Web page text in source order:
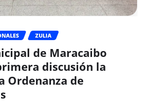
ZULIA
de Maracaibo
discusión la
Ordenanza de